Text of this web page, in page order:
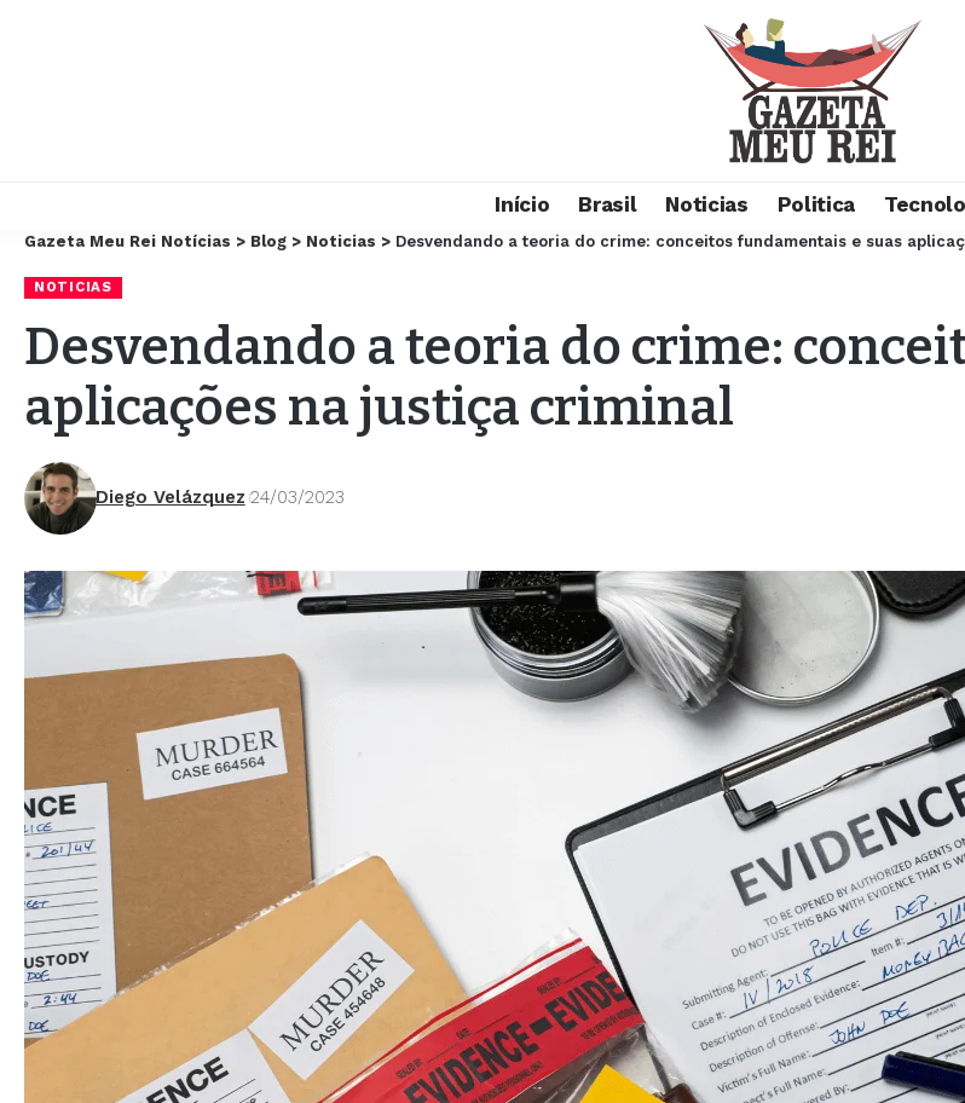
Início Brasil Noticias Politica
Gazeta Meu Rei Notícias > Blog > Noticias > Desvendando a teoria do crime: conceitos fundamentais e suas
NOTICIAS
Desvendando a teoria do crime:
aplicações na justiça criminal
Diego Velázquez 24/03/2023